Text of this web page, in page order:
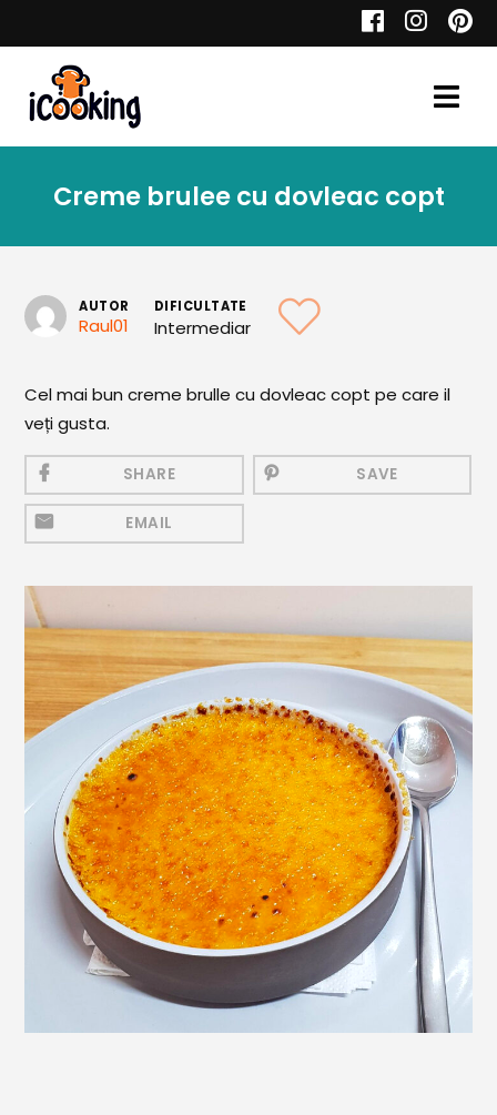
Retete
Toate Reţetele
Aperitive
Aperitive Calde
Aperitive Reci
Mezeluri
Băuturi calde
Băuturi reci
Cocktail-uri
Smoothies
Ceva Dulce
Biscuiți, Bomboane și
Fursecuri
Brioșe și Checuri
Budinci, Jeleuri și Sufleuri
Cheesecake
Cozonaci
Creme brulee cu dovleac copt
AUTOR
Raul01
DIFICULTATE
Intermediar
Cel mai bun creme brulle cu dovleac copt pe care il
veți gusta.
SHARE SAVE
EMAIL